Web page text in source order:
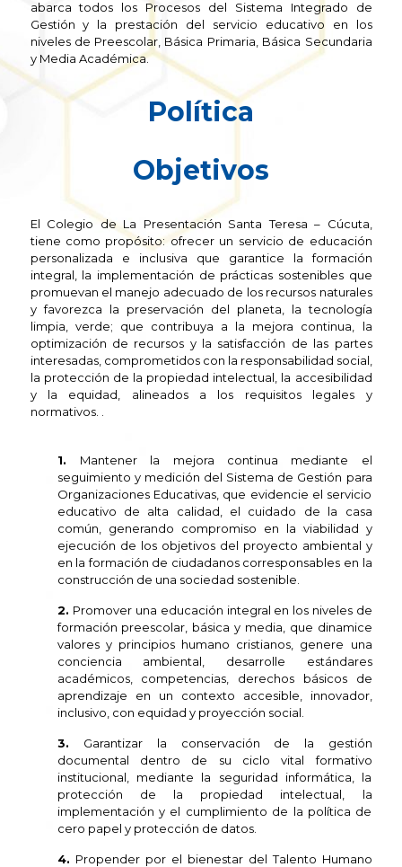
abarca todos los Procesos del Sistema Integrado de
Gestión y la prestación del servicio educativo en los
niveles de Preescolar, Básica Primaria, Básica Secundaria
y Media Académica.
Política
Objetivos
El Colegio de La Presentación Santa Teresa – Cúcuta,
tiene como propósito: ofrecer un servicio de educación
personalizada e inclusiva que garantice la formación
integral, la implementación de prácticas sostenibles que
promuevan el manejo adecuado de los recursos naturales
y favorezca la preservación del planeta, la tecnología
limpia, verde; que contribuya a la mejora continua, la
optimización de recursos y la satisfacción de las partes
interesadas, comprometidos con la responsabilidad social,
la protección de la propiedad intelectual, la accesibilidad
y la equidad, alineados a los requisitos legales y
normativos. .
1. Mantener la mejora continua mediante el
seguimiento y medición del Sistema de Gestión para
Organizaciones Educativas, que evidencie el servicio
educativo de alta calidad, el cuidado de la casa
común, generando compromiso en la viabilidad y
ejecución de los objetivos del proyecto ambiental y
en la formación de ciudadanos corresponsables en la
construcción de una sociedad sostenible.
2. Promover una educación integral en los niveles de
formación preescolar, básica y media, que dinamice
valores y principios humano cristianos, genere una
conciencia ambiental, desarrolle estándares
académicos, competencias, derechos básicos de
aprendizaje en un contexto accesible, innovador,
inclusivo, con equidad y proyección social.
3. Garantizar la conservación de la gestión
documental dentro de su ciclo vital formativo
institucional, mediante la seguridad informática, la
protección de la propiedad intelectual, la
implementación y el cumplimiento de la política de
cero papel y protección de datos.
4. Propender por el bienestar del Talento Humano